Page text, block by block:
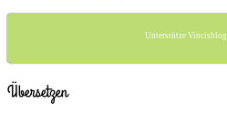
Unterstütze Vincisblog
Übersetzen